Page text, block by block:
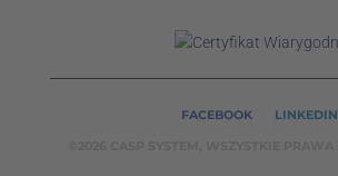
FACEBOOK
LINKEDIN